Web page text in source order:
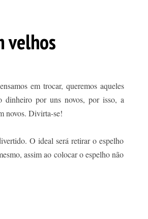
velhos
em trocar, queremos aqueles
dinheiro por uns novos, por isso, a
novos. Divirta-se!
O ideal será retirar o espelho
assim ao colocar o espelho não